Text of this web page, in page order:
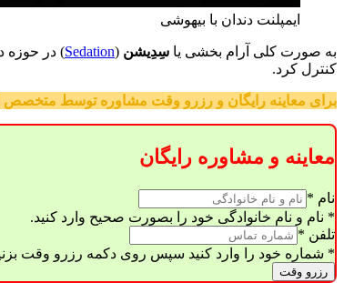
ایمپلنت دندان با بیهوشی
به صورت کلی آرام بخشی یا سِدِیشن (
Sedation) در حوزه
کنترل کرد.
برای معاینه رایگان و رزرو وقت مشاوره توسط متخصص
معاینه و مشاوره رایگان
نام *
* نام و نام خانوادگی خود را بصورت صحیح وارد کنید.
تلفن *
* شماره خود را وارد کنید سپس روی دکمه رزرو وقت
رزرو وقت